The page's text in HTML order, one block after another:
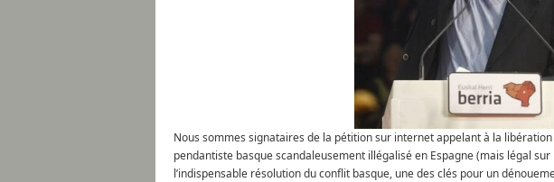
Nous sommes signataires de la pétition sur internet appelant à la
pendantiste basque scandaleusement illégalisé en Espagne (mais légal
l’indispensable résolution du conflit basque, une des clés pour un